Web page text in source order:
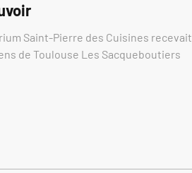
Saint-Pierre des Cuisines recevait
de Toulouse Les Sacqueboutiers